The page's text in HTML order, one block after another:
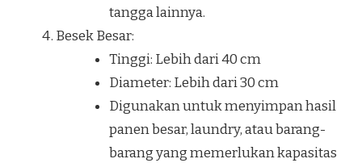
tangga lainnya.
Besek Besar:
Tinggi: Lebih dari 40 cm
Diameter: Lebih dari 30 cm
Digunakan untuk menyimpan hasil
panen besar, laundry, atau barang-
barang yang memerlukan kapasitas